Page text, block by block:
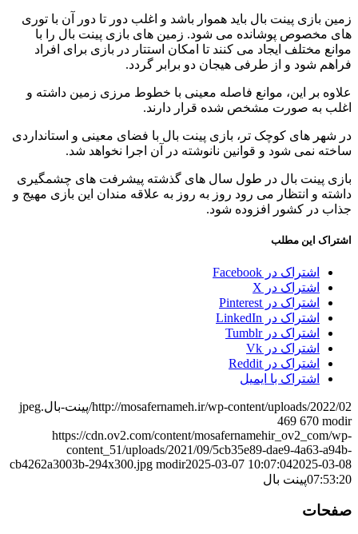
زمین بازی پینت بال باید هموار باشد و اغلب دور تا دور آن با توری
های مخصوص پوشانده می شود. زمین های بازی پینت بال را با
موانع مختلف ایجاد می کنند تا امکان استتار در بازی برای افراد
فراهم شود و از طرفی هیجان دو برابر گردد.
علاوه بر این، موانع فاصله معینی با خطوط مرزی زمین داشته و
اغلب به صورت مشخص شده قرار دارند.
در شهر های کوچک تر، بازی پینت بال با فضای معینی و استانداردی
ساخته نمی شود و قوانین نانوشته در آن اجرا نخواهد شد.
بازی پینت بال در طول سال های گذشته پیشرفت های چشمگیری
داشته و انتظار می رود روز به روز به علاقه مندان این بازی مهیج و
جذاب در کشور افزوده شود.
اشتراک این مطلب
اشتراک در Facebook
اشتراک در X
اشتراک در Pinterest
اشتراک در LinkedIn
اشتراک در Tumblr
اشتراک در Vk
اشتراک در Reddit
اشتراک با ایمیل
http://mosafernameh.ir/wp-content/uploads/2022/02/پینت-بال.jpeg
469 670 modir
https://cdn.ov2.com/content/mosafernamehir_ov2_com/wp-
content_51/uploads/2021/09/5cb35e89-dae9-4a63-a94b-
cb4262a3003b-294x300.jpg modir2025-03-07 10:07:042025-03-08
07:53:20پینت بال
صفحات